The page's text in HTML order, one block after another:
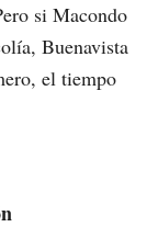
si Macondo
Buenavista
el tiempo